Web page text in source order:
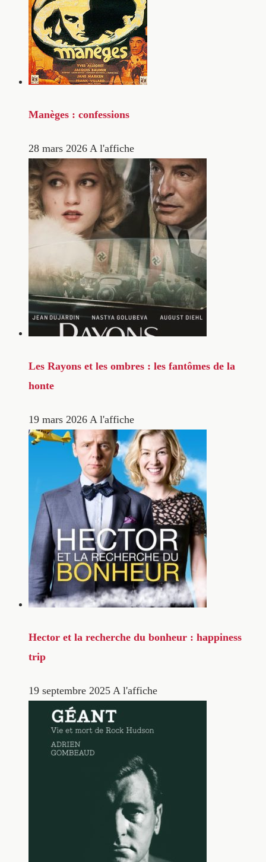
Manèges : confessions
28 mars 2026 A l'affiche
Les Rayons et les ombres : les fantômes de la
honte
19 mars 2026 A l'affiche
Hector et la recherche du bonheur : happiness
trip
19 septembre 2025 A l'affiche